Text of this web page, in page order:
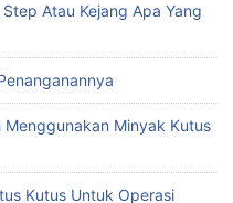
Atau Kejang Apa Yang
Menggunakan Minyak Kutus
Kutus Untuk Operasi